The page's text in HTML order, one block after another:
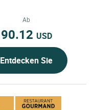
Ab
90.12 USD
Entdecken Sie